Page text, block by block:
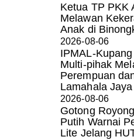
Ketua TP PKK
Melawan
Anak di
2026-08-06
IPMAL-
Multi-pihak
Perempuan
Lamahala Jaya
2026-08-06
Gotong
Putih Warnai
Lite Jelang